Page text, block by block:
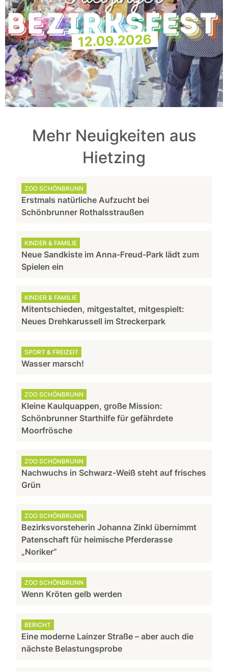
12.09.2026
Mehr Neuigkeiten aus
Hietzing
ZOO SCHÖNBRUNN
Erstmals natürliche Aufzucht bei
Schönbrunner Rothalsstraußen
KINDER & FAMILIE
Neue Sandkiste im Anna-Freud-Park lädt zum
Spielen ein
KINDER & FAMILIE
Mitentschieden, mitgestaltet, mitgespielt:
Neues Drehkarussell im Streckerpark
SPORT & FREIZEIT
Wasser marsch!
ZOO SCHÖNBRUNN
Kleine Kaulquappen, große Mission:
Schönbrunner Starthilfe für gefährdete
Moorfrösche
ZOO SCHÖNBRUNN
Nachwuchs in Schwarz-Weiß steht auf frisches
Grün
ZOO SCHÖNBRUNN
Bezirksvorsteherin Johanna Zinkl übernimmt
Patenschaft für heimische Pferderasse
„Noriker“
ZOO SCHÖNBRUNN
Wenn Kröten gelb werden
BERICHT
Eine moderne Lainzer Straße – aber auch die
nächste Belastungsprobe